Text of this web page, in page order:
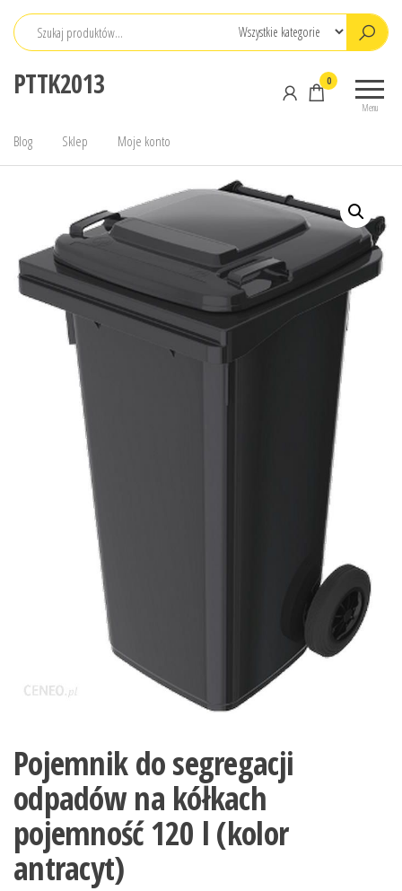
Przejdź
PTTK2013
Menu
0
Blog Sklep Moje konto
Pojemnik do segregacji
odpadów na kółkach
pojemność 120 l (kolor
antracyt)